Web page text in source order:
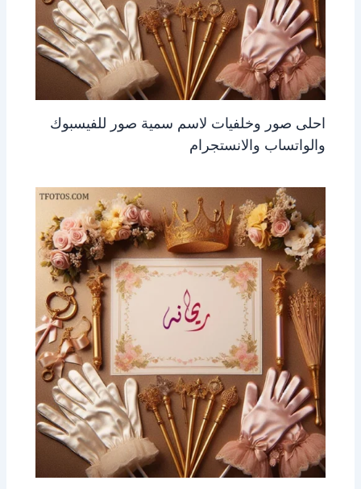
احلى صور وخلفيات لاسم سمية صور للفيسبوك
والواتساب والانستجرام